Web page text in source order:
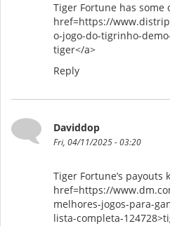
Tiger Fortune has some
href=https://
o-jogo-do-tigrinho-
tiger</a>
Reply
Daviddop
Fri, 04/11/2025 - 03:20
Tiger Fortune’s payouts
href=https://
melhores-jogos-para-
lista-completa-